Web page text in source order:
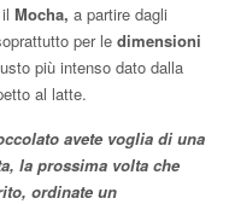
Mocha, a partire dagli
per le dimensioni
più intenso dato dalla
al latte.
avete voglia di una
la prossima volta che
ordinate un